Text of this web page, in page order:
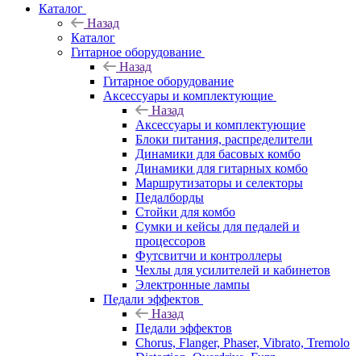
Каталог
Назад
Каталог
Гитарное оборудование
Назад
Гитарное оборудование
Аксессуары и комплектующие
Назад
Аксессуары и комплектующие
Блоки питания, распределители
Динамики для басовых комбо
Динамики для гитарных комбо
Маршрутизаторы и селекторы
Педалборды
Стойки для комбо
Сумки и кейсы для педалей и
процессоров
Футсвитчи и контроллеры
Чехлы для усилителей и кабинетов
Электронные лампы
Педали эффектов
Назад
Педали эффектов
Chorus, Flanger, Phaser, Vibrato, Tremolo